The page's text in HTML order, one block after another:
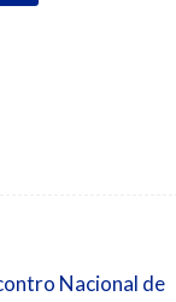
Nacional de